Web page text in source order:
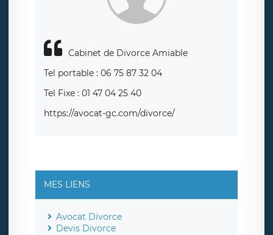
Cabinet de Divorce Amiable
Tel portable : 06 75 87 32 04
Tel Fixe : 01 47 04 25 40
https://avocat-gc.com/divorce/
MES LIENS
Avocat Divorce
Devis Divorce